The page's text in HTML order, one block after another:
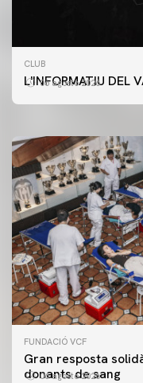
CLUB
L'INFORMATIU DEL
06 agosto 2026
PRIMER EQUIP
ENTRENAMENT
FUNDACIÓ VCF
Gran resposta
donants de sang
06 agosto 2026